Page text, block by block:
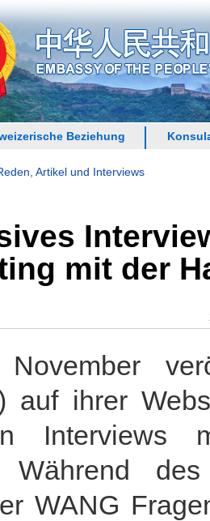
Beziehung
Artikel und Interviews
mit der
auf ihrer
Interviews
Während
WANG